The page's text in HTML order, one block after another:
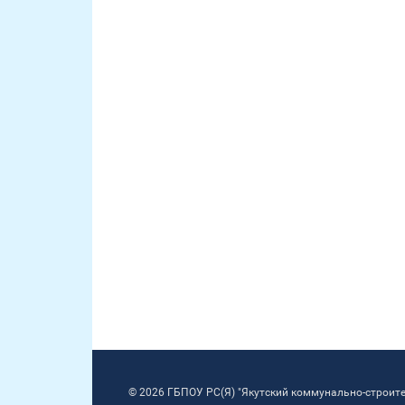
© 2026 ГБПОУ РС(Я) "Якутский коммунально-